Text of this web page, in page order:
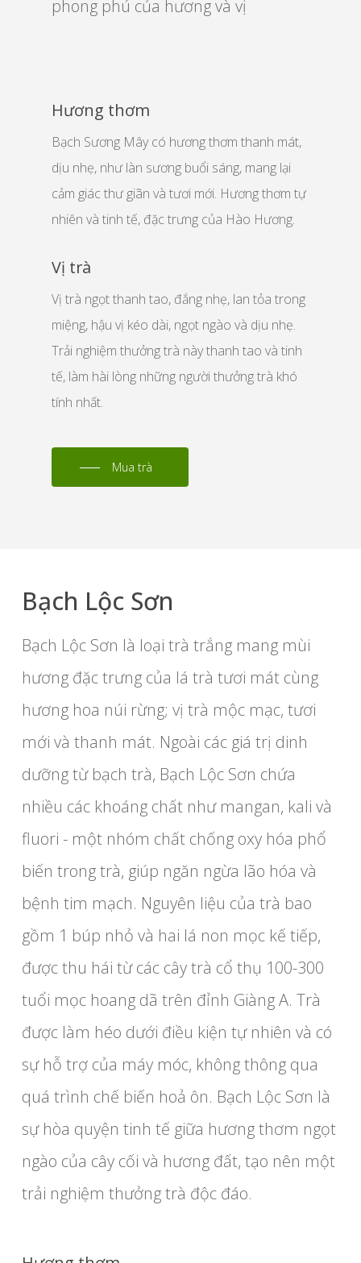
phong phú của hương và vị
Hương thơm
Bạch Sương Mây có hương thơm thanh mát,
dịu nhẹ, như làn sương buổi sáng, mang lại
cảm giác thư giãn và tươi mới. Hương thơm tự
nhiên và tinh tế, đặc trưng của Hào Hương.
Vị trà
Vị trà ngọt thanh tao, đắng nhẹ, lan tỏa trong
miệng, hậu vị kéo dài, ngọt ngào và dịu nhẹ.
Trải nghiệm thưởng trà này thanh tao và tinh
tế, làm hài lòng những người thưởng trà khó
tính nhất.
Mua trà
Bạch Lộc Sơn
Bạch Lộc Sơn là loại trà trắng mang mùi
hương đặc trưng của lá trà tươi mát cùng
hương hoa núi rừng; vị trà mộc mạc, tươi
mới và thanh mát. Ngoài các giá trị dinh
dưỡng từ bạch trà, Bạch Lộc Sơn chứa
nhiều các khoáng chất như mangan, kali và
fluori - một nhóm chất chống oxy hóa phổ
biến trong trà, giúp ngăn ngừa lão hóa và
bệnh tim mạch. Nguyên liệu của trà bao
gồm 1 búp nhỏ và hai lá non mọc kế tiếp,
được thu hái từ các cây trà cổ thụ 100-300
tuổi mọc hoang dã trên đỉnh Giàng A. Trà
được làm héo dưới điều kiện tự nhiên và có
sự hỗ trợ của máy móc, không thông qua
quá trình chế biến hoả ôn. Bạch Lộc Sơn là
sự hòa quyện tinh tế giữa hương thơm ngọt
ngào của cây cối và hương đất, tạo nên một
trải nghiệm thưởng trà độc đáo.